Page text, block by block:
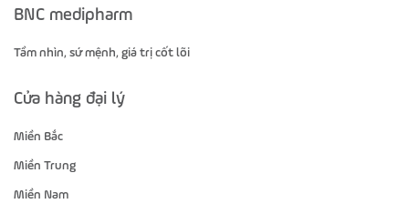
BNC medipharm
Tầm nhìn, sứ mệnh, giá trị cốt lõi
Cửa hàng đại lý
Miền Bắc
Miền Trung
Miền Nam